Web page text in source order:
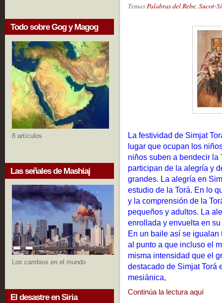
Todo sobre Gog y Magog
8 artículos
Las señales de Mashiaj
Los cambios en el mundo
El desastre en Siria
Temas Palabras del Rebe Sucot-
La festividad de Simjat
lugar que ocupan los
niños suben a bendecir la
participan de la alegría y
grandes. La alegría en
estudio de la Torá. En lo
y la comprensión de la
pequeños y adultos. La
enrollada y envuelta en
En un baile así se
al punto a que incluso el
misma intensidad que el
destacado de Simjat Torá
mesiánica,
Continúa la lectura aquí